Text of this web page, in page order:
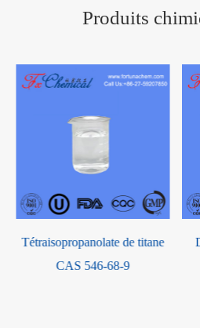
Produits
Tétraisopropanolate de titane
CAS 546-68-9